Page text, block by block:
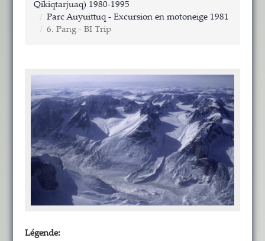
Qikiqtarjuaq) 1980-1995
Parc Auyuittuq - Excursion en motoneige 1981
6. Pang - BI Trip
Légende: